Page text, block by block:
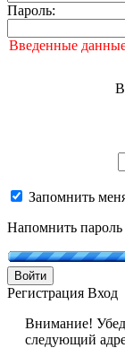
Пароль:
Введенные
Запомнить
Напомнить пароль
Войти
Регистрация Вход
Внимание!
следующий